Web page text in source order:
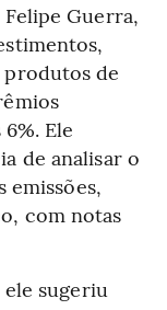
Guerra,
produtos de
Ele
de analisar o
emissões,
com notas
sugeriu